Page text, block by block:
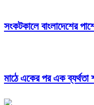
সংকটকালে বাংলাদেশের
মাঠে একের পর এক ব্যর্থতা